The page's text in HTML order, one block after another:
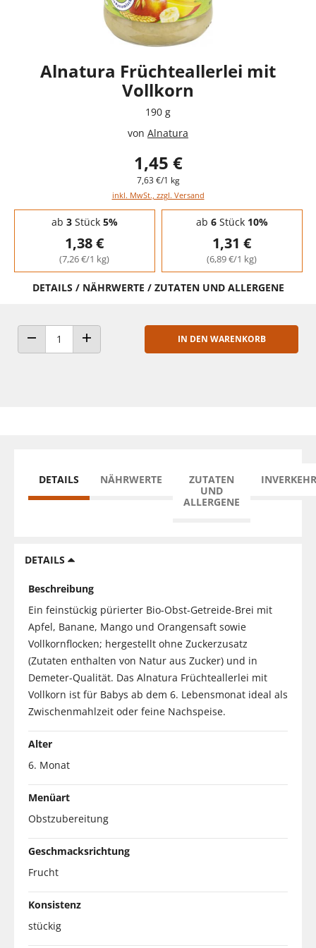
Alnatura Früchteallerlei mit
Vollkorn
190 g
von Alnatura
1,45 €
7,63 €/1 kg
inkl. MwSt., zzgl. Versand
Staffelpreise - Mengenrabatt
ab 3Stück 5%
1,38 €
(7,26 €/1 kg)
ab 6Stück 10%
1,31 €
(6,89 €/1 kg)
DETAILS / NÄHRWERTE / ZUTATEN UND ALLERGENE
ANZAHL VERRINGERNANZAHL ERHÖHEN
IN DEN WARENKORB
DETAILS NÄHRWERTE
ZUTATEN
UND
ALLERGENE
DETAILS
Beschreibung
Ein feinstückig pürierter Bio-Obst-Getreide-Brei mit
Apfel, Banane, Mango und Orangensaft sowie
Vollkornflocken; hergestellt ohne Zuckerzusatz
(Zutaten enthalten von Natur aus Zucker) und in
Demeter-Qualität. Das Alnatura Früchteallerlei mit
Vollkorn ist für Babys ab dem 6. Lebensmonat ideal als
Zwischenmahlzeit oder feine Nachspeise.
Alter
6. Monat
Menüart
Obstzubereitung
Geschmacksrichtung
Frucht
Konsistenz
stückig